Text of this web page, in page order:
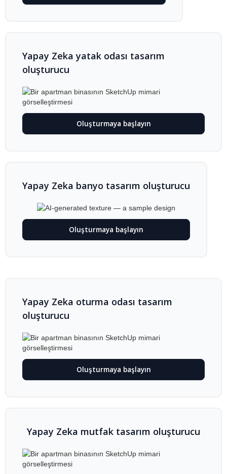
Yapay Zeka yatak odası tasarım
oluşturucu
Oluşturmaya başlayın
Yapay Zeka banyo tasarım oluşturucu
Oluşturmaya başlayın
Yapay Zeka oturma odası tasarım
oluşturucu
Oluşturmaya başlayın
Yapay Zeka mutfak tasarım oluşturucu